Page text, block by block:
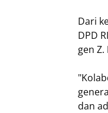
Dari
DPD
gen
dan